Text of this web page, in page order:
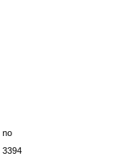
no
3394